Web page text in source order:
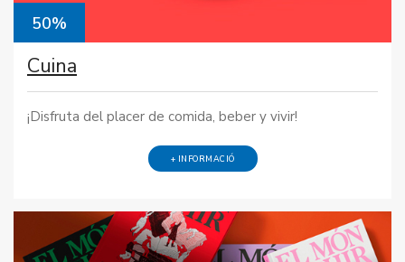
50%
Cuina
¡Disfruta del placer de comida, beber y vivir!
+ INFORMACIÓ